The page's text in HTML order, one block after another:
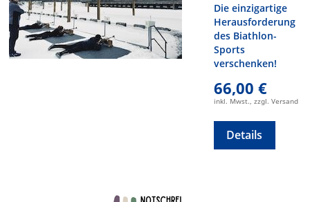
Die einzigartige
Herausforderung
des Biathlon-
Sports
verschenken!
66,00 €
inkl. Mwst., zzgl. Versand
Details